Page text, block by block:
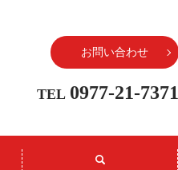
TEL 0977-21-7371
お問い合わせ